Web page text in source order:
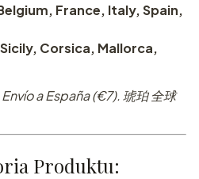
France, Italy, Spain,
Corsica, Mallorca,
a España (€7). 琥珀 全球
Produktu: